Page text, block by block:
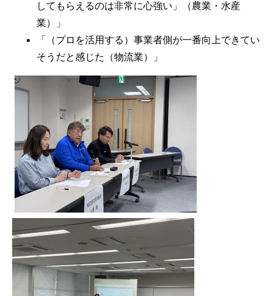
してもらえるのは非常に心強い」（農業・水産
業）」
「（プロを活用する）事業者側が一番向上できてい
そうだと感じた（物流業）」